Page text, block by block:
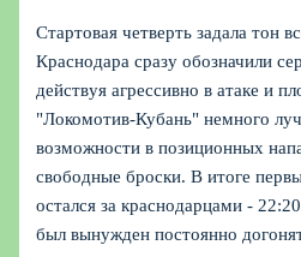
Стартовая четверть задала тон
Краснодара сразу обозначили
действуя агрессивно в атаке и
"Локомотив-Кубань" немного
возможности в позиционных
свободные броски. В итоге
остался за краснодарцами -
был вынужден постоянно